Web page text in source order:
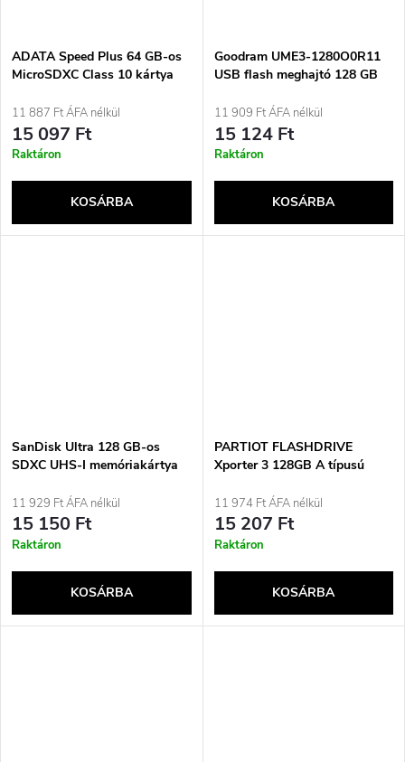
ADATA Speed Plus 64 GB-os
MicroSDXC Class 10 kártya
11 887 Ft ÁFA nélkül
15 097 Ft
Raktáron
KOSÁRBA
Goodram UME3-1280O0R11
USB flash meghajtó 128 GB
Gen 1) Narancssárga
11 909 Ft ÁFA nélkül
15 124 Ft
Raktáron
KOSÁRBA
SanDisk Ultra 128 GB-os
SDXC UHS-I memóriakártya
11 929 Ft ÁFA nélkül
15 150 Ft
Raktáron
KOSÁRBA
PARTIOT FLASHDRIVE
Xporter 3 128GB A típusú
11 974 Ft ÁFA nélkül
15 207 Ft
Raktáron
KOSÁRBA